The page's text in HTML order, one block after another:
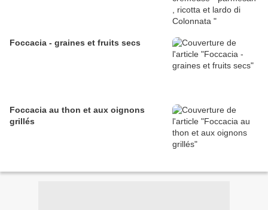
Foccacia - graines et fruits secs
Foccacia au thon et aux oignons
grillés